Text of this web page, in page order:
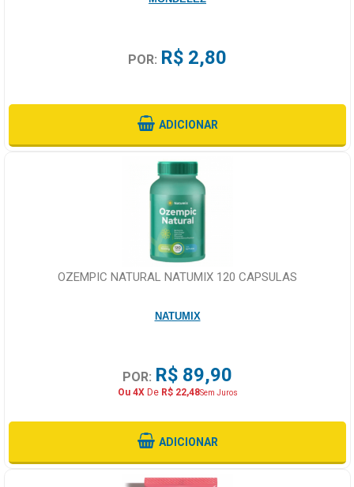
POR: R$ 2,80
ADICIONAR
OZEMPIC NATURAL NATUMIX 120 CAPSULAS
NATUMIX
POR: R$ 89,90
Ou 4XDe R$ 22,48Sem Juros
ADICIONAR